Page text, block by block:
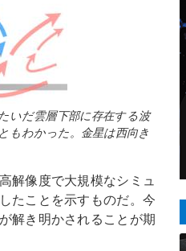
いだ雲層下部に存在する波
もわかった。金星は西向き
解像度で大規模なシミュ
たことを示すものだ。今
解き明かされることが期